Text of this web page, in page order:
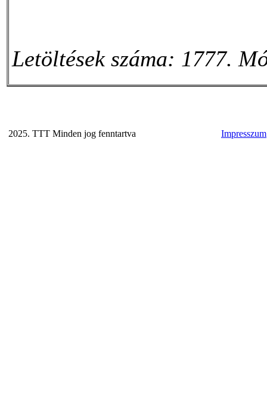
Letöltések száma: 1777.
2025. TTT Minden jog fenntartva Impresszum